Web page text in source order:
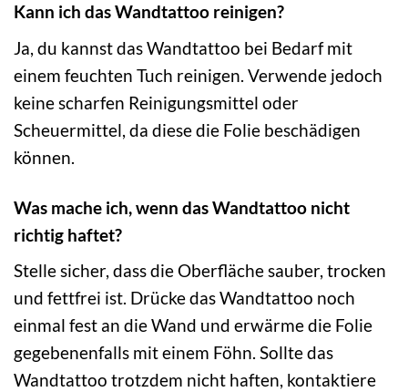
Kann ich das Wandtattoo reinigen?
Ja, du kannst das Wandtattoo bei Bedarf mit
einem feuchten Tuch reinigen. Verwende jedoch
keine scharfen Reinigungsmittel oder
Scheuermittel, da diese die Folie beschädigen
können.
Was mache ich, wenn das Wandtattoo nicht
richtig haftet?
Stelle sicher, dass die Oberfläche sauber, trocken
und fettfrei ist. Drücke das Wandtattoo noch
einmal fest an die Wand und erwärme die Folie
gegebenenfalls mit einem Föhn. Sollte das
Wandtattoo trotzdem nicht haften, kontaktiere